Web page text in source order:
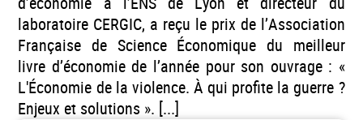
laboratoire CERGIC, a reçu le prix de l’Association
Française de Science Économique du meilleur
livre d’économie de l’année pour son ouvrage : «
L'Économie de la violence. À qui profite la guerre ?
Enjeux et solutions ». [...]